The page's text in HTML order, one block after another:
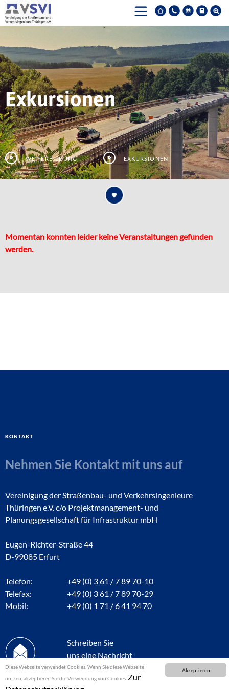
Akzeptieren
Diese Webseite verwendet Cookies. Wenn Sie diese Webseite
nutzen, akzeptieren Sie die Verwendung von Cookies. Zur
Exkursionen
Weiterbildung Exkursionen
Momentan konnten leider keine Veranstaltungen gefunden
werden.
Kontakt
Nehmen Sie Kontakt mit uns auf
Vereinigung der Straßenbau- und Verkehrsingenieure
Thüringen e.V. c/o Projektmanagement- und
Planungsgesellschaft für Infrastruktur mbH
Eugen-Richter-Straße 44
D-99085 Erfurt
Telefon:
+49 (0) 3 61 / 7 89 70-10
Telefax:
+49 (0) 3 61 / 7 89 70-29
Mobil:
+49 (0) 1 71 / 6 41 94 70
Schreiben Sie
uns eine Nachricht